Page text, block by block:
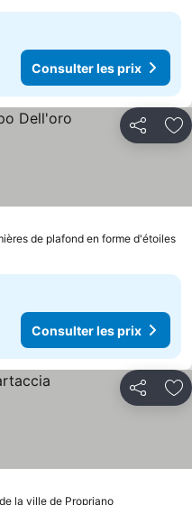
Consulter les prix
Partager
de plafond en forme d'étoiles
Consulter les prix
Partager
la ville de Propriano